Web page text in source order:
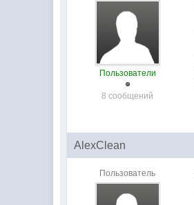
Пользователи
8 сообщений
AlexClean
Пользователь